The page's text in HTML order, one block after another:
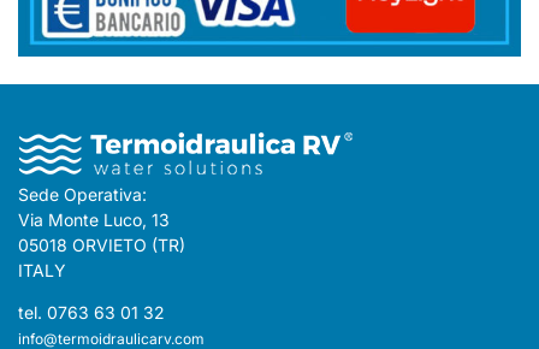
Sede Operativa:
Via Monte Luco, 13
05018 ORVIETO (TR)
ITALY
tel. 0763 63 01 32
info@termoidraulicarv.com